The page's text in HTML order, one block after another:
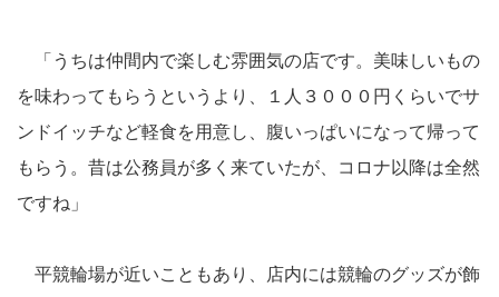
「うちは仲間内で楽しむ雰囲気の店です。美味しいもの
を味わってもらうというより、１人３０００円くらいでサ
ンドイッチなど軽食を用意し、腹いっぱいになって帰って
もらう。昔は公務員が多く来ていたが、コロナ以降は全然
ですね」
平競輪場が近いこともあり、店内には競輪のグッズが飾